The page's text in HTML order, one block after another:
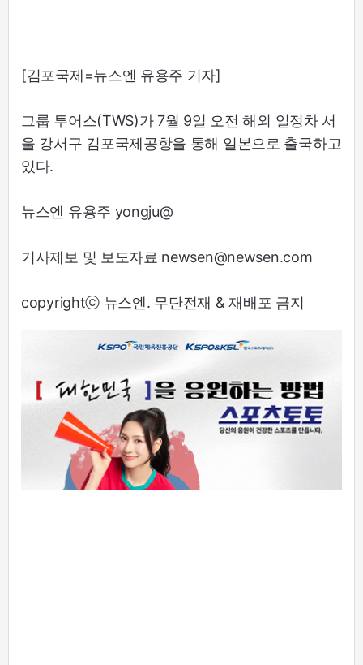
[김포국제=뉴스엔 유용주 기자]
그룹 투어스(TWS)가 7월 9일 오전 해외 일정차 서
울 강서구 김포국제공항을 통해 일본으로 출국하고
있다.
뉴스엔 유용주 yongju@
기사제보 및 보도자료 newsen@newsen.com
copyrightⓒ 뉴스엔. 무단전재 & 재배포 금지